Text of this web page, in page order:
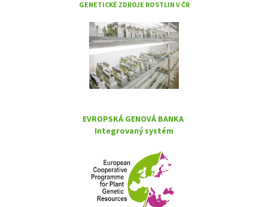
GENETICKÉ ZDROJE ROSTLIN V ČR
EVROPSKÁ GENOVÁ BANKA
Integrovaný systém